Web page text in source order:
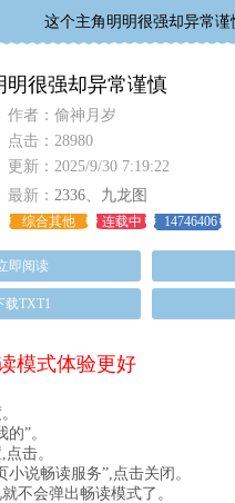
这个主角明明很强却异常谨
明很强却异常谨慎
作者：偷神月岁
点击：28980
更新：2025/9/30 7:19:22
最新： 2336、九龙图
综合其他 连载中 14746406
即阅读
载TXT1
模式体验更好
”。
击。
小说畅读服务”,点击关闭。
不会弹出畅读模式了。